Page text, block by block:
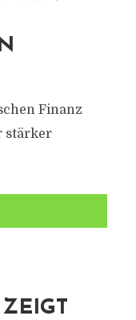
Finanz
stärker